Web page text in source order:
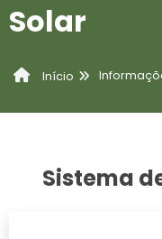
Solar
Início
Sistema